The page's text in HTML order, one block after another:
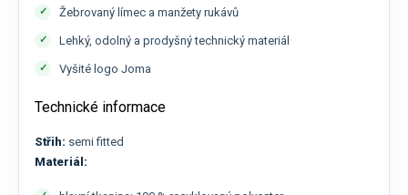
Žebrovaný límec a manžety rukávů
Lehký, odolný a prodyšný technický materiál
Vyšité logo Joma
Technické informace
Střih: semi fitted
Materiál: